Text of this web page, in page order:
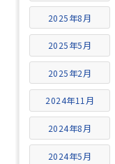
2025年8月
2025年5月
2025年2月
2024年11月
2024年8月
2024年5月